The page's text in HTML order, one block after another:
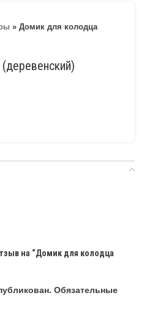
» Домик для колодца
на “Домик для колодца
Обязательные